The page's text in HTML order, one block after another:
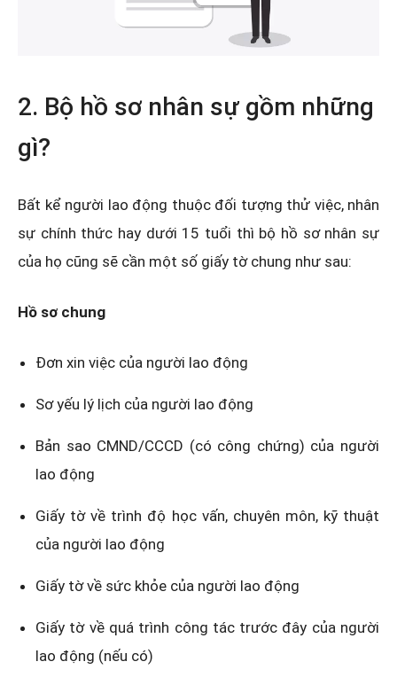
2. Bộ hồ sơ nhân sự gồm những
gì?
Bất kể người lao động thuộc đối tượng thử việc, nhân
sự chính thức hay dưới 15 tuổi thì bộ hồ sơ nhân sự
của họ cũng sẽ cần một số giấy tờ chung như sau:
Hồ sơ chung
Đơn xin việc của người lao động
Sơ yếu lý lịch của người lao động
Bản sao CMND/CCCD (có công chứng) của người
lao động
Giấy tờ về trình độ học vấn, chuyên môn, kỹ thuật
của người lao động
Giấy tờ về sức khỏe của người lao động
Giấy tờ về quá trình công tác trước đây của người
lao động (nếu có)